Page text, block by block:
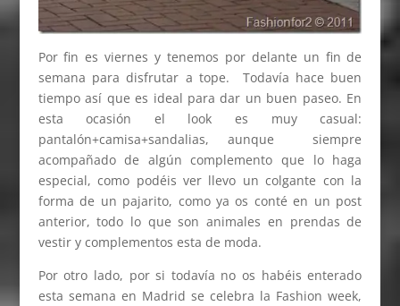
Por fin es viernes y tenemos por delante un fin de
semana para disfrutar a tope. Todavía hace buen
tiempo así que es ideal para dar un buen paseo. En
esta ocasión el look es muy casual:
pantalón+camisa+sandalias, aunque siempre
acompañado de algún complemento que lo haga
especial, como podéis ver llevo un colgante con la
forma de un pajarito, como ya os conté en un post
anterior, todo lo que son animales en prendas de
vestir y complementos esta de moda.
Por otro lado, por si todavía no os habéis enterado
esta semana en Madrid se celebra la Fashion week,